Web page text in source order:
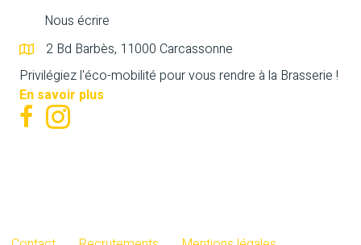
Nous écrire
2 Bd Barbès, 11000 Carcassonne
Privilégiez l'éco-mobilité pour vous rendre à la Brasserie !
En savoir plus